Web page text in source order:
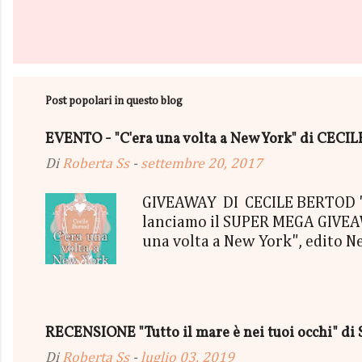
Post popolari in questo blog
EVENTO - "C'era una volta a New York" di
DiRoberta Ss - settembre 20, 2017
GIVEAWAY DI CECILE
lanciamo il SUPER MEGA
una volta a New York", edito
"tutto ma non il mio Tailleur"
terminerà...
RECENSIONE "Tutto il mare è nei tuoi occhi"
DiRoberta Ss - luglio 03, 2019